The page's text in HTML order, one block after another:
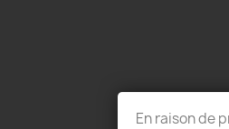
En raison de